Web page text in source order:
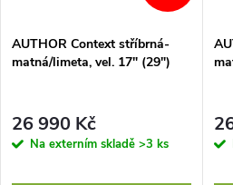
AUTHOR Context stříbrná-
matná/limeta, vel. 17" (29")
26 990 Kč
Na externím skladě >3 ks